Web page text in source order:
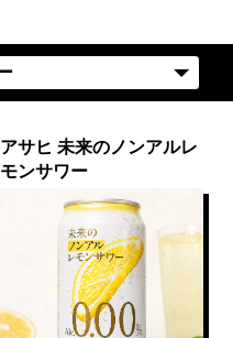
アサヒ 未来のノンアルレ
モンサワー